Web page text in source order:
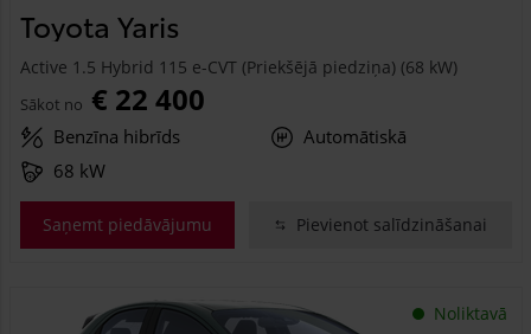
Toyota Yaris
Active 1.5 Hybrid 115 e-CVT (Priekšējā piedziņa) (68 kW)
Sākot no € 22 400
Benzīna hibrīds
Automātiskā
68 kW
Saņemt piedāvājumu Pievienot salīdzināšanai
Noliktavā